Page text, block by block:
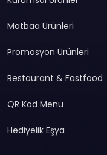
Matbaa Ürünleri
Promosyon Ürünleri
Restaurant & Fastfood
QR Kod Menü
Hediyelik Eşya